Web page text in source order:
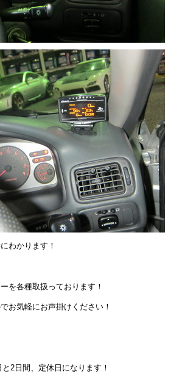
わかります！
を各種取扱っております！
お気軽にお声掛けください！
2日間、定休日になります！